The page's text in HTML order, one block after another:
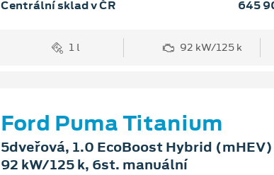
Centrální sklad v ČR 645
1 l 92 kW/125 k
Ford Puma Titanium
5dveřová, 1.0 EcoBoost Hybrid (mHEV)
92 kW/125 k, 6st. manuální